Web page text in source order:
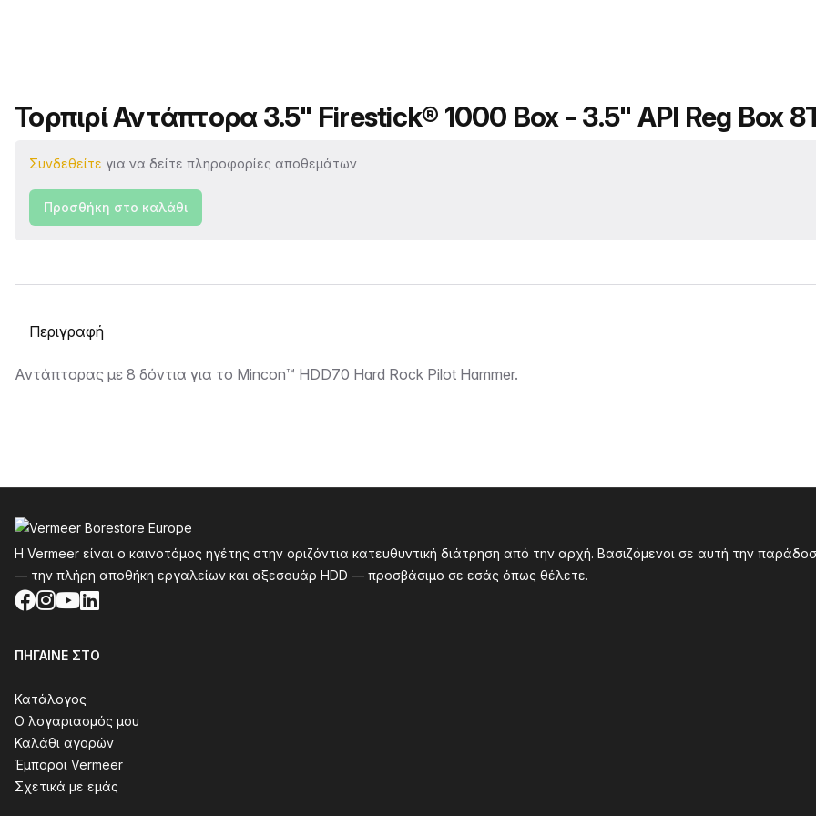
Όνομα προϊόντος
Τορπιρί Αντάπτορα 3.5" Firestick® 1000 Box - 3.5" API Reg Box
Συνδεθείτε για να δείτε πληροφορίες αποθεμάτων
Προσθήκη στο καλάθι
Επιλογή καρτέλας
Περιγραφή
Αντάπτορας με 8 δόντια για το Mincon™ HDD70 Hard Rock Pilot Hammer.
Η Vermeer είναι ο καινοτόμος ηγέτης στην οριζόντια κατευθυντική διάτρηση από την αρχή. Βασιζόμενοι σε αυτή την
— την πλήρη αποθήκη εργαλείων και αξεσουάρ HDD — προσβάσιμο σε εσάς όπως θέλετε.
Facebook
Instagram
YouTube
LinkedIn
ΠΉΓΑΙΝΕ ΣΤΟ
Κατάλογος
Ο λογαριασμός μου
Καλάθι αγορών
Έμποροι Vermeer
Σχετικά με εμάς